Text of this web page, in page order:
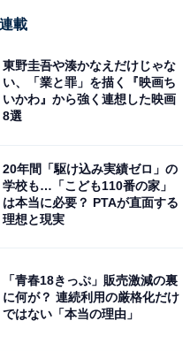
製造業A社で重篤な危険
事が発生しました。当時
タイプで、一貫した強
載
東野圭吾や湊かなえだけじゃな
い、「業と罪」を描く『映画ち
いかわ』から強く連想した映画
8選
20年間「駆け込み実績ゼロ」の
学校も…「こども110番の家」
は本当に必要？ PTAが直面する
理想と現実
「青春18きっぷ」販売激減の裏
に何が？ 連続利用の厳格化だけ
ではない「本当の理由」